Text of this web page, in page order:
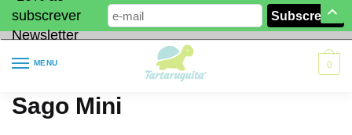
subscrever
Newsletter
MENU 0
Sago Mini